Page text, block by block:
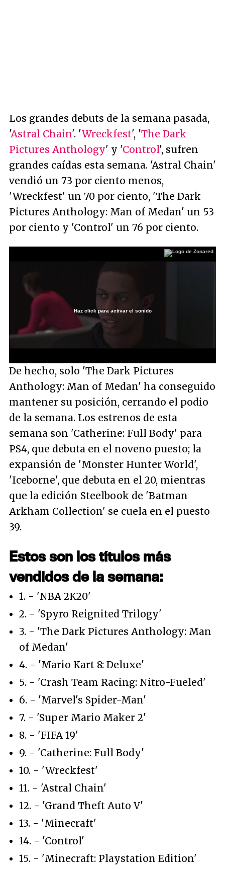
Los grandes debuts de la semana pasada,
'Astral Chain'. 'Wreckfest', 'The Dark
Pictures Anthology' y 'Control', sufren
grandes caídas esta semana. 'Astral Chain'
vendió un 73 por ciento menos,
'Wreckfest' un 70 por ciento, 'The Dark
Pictures Anthology: Man of Medan' un 53
por ciento y 'Control' un 76 por ciento.
Loaded
26.58%
Haz click para activar el sonido
De hecho, solo 'The Dark Pictures
Anthology: Man of Medan' ha conseguido
mantener su posición, cerrando el podio
de la semana. Los estrenos de esta
semana son 'Catherine: Full Body' para
PS4, que debuta en el noveno puesto; la
expansión de 'Monster Hunter World',
'Iceborne', que debuta en el 20, mientras
que la edición Steelbook de 'Batman
Arkham Collection' se cuela en el puesto
39.
Estos son los títulos más
vendidos de la semana:
1. - 'NBA 2K20'
2. - 'Spyro Reignited Trilogy'
3. - 'The Dark Pictures Anthology: Man
of Medan'
4. - 'Mario Kart 8: Deluxe'
5. - 'Crash Team Racing: Nitro-Fueled'
6. - 'Marvel's Spider-Man'
7. - 'Super Mario Maker 2'
8. - 'FIFA 19'
9. - 'Catherine: Full Body'
10. - 'Wreckfest'
11. - 'Astral Chain'
12. - 'Grand Theft Auto V'
13. - 'Minecraft'
14. - 'Control'
15. - 'Minecraft: Playstation Edition'